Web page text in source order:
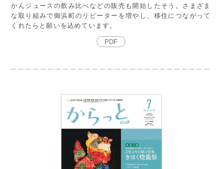
かんジュースの飲み比べなどの販売も開始したそう。さまざま
な取り組みで御浜町のリピーターを増やし、移住につながって
くれたらと願いを込めています。
PDF